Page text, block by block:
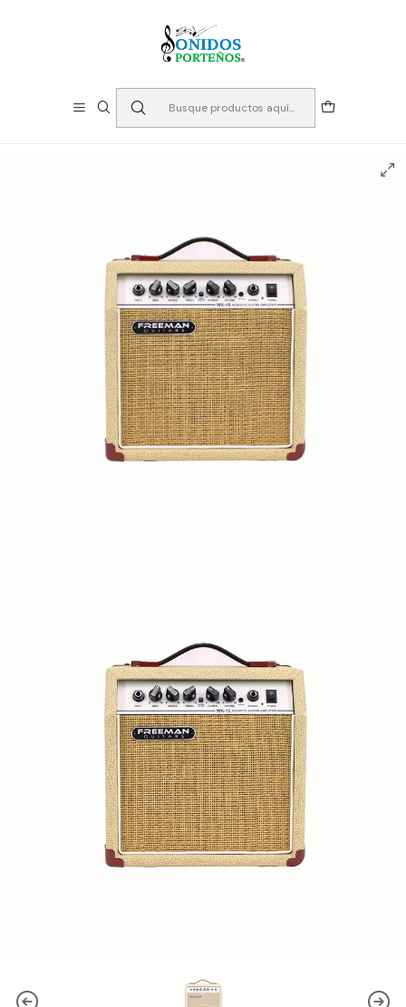
Instrumentos de Cuerda
15